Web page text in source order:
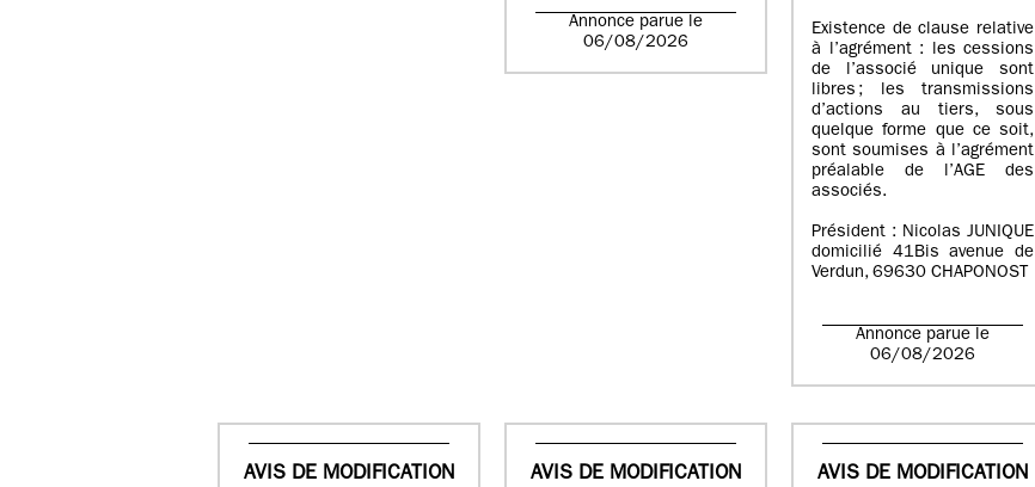
Annonce parue le
06/08/2026
Existence de clause relative
à l’agrément : les cessions
de l’associé unique sont
libres ; les transmissions
d’actions au tiers, sous
quelque forme que ce soit,
sont soumises à l’agrément
préalable de l’AGE des
associés.
Président : Nicolas JUNIQUE
domicilié 41Bis avenue de
Verdun, 69630 CHAPONOST
Annonce parue le
06/08/2026
AVIS DE MODIFICATION AVIS DE MODIFICATION AVIS DE MODIFICATION